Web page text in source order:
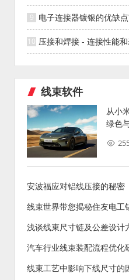
电子连接器镀银的优缺
压接和焊接 - 连接性能
线束软件
从小
绿色
安波福应对铝线压接的秘密
线束世界带您揭秘住友电工
浅谈线束尺寸链及公差设计
汽车行业线束装配流程优化
线束工艺中影响下线尺寸的